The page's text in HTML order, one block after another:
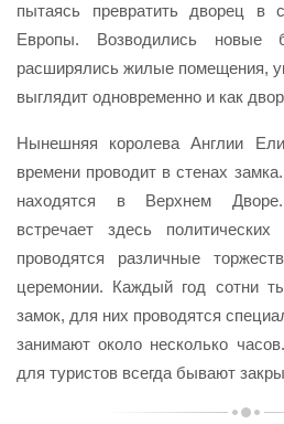
пытаясь превратить дворец в
Европы. Возводились новые
расширялись жилые помещения,
выглядит одновременно и как
Нынешняя королева Англии
времени проводит в стенах
находятся в Верхнем
встречает здесь
проводятся различные
церемонии. Каждый год сотни
замок, для них проводятся
занимают около несколько
для туристов всегда бывают